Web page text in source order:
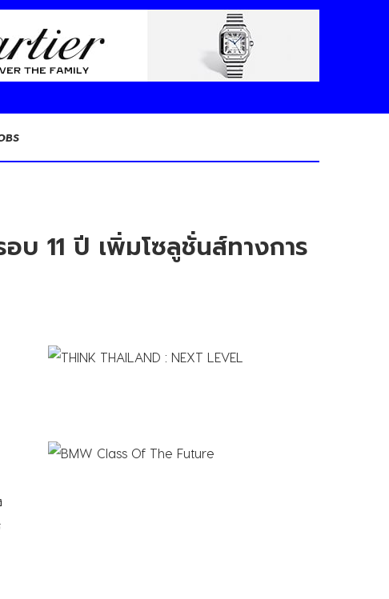
บ 11 ปี เพิ่มโซลูชั่นส์ทางการ